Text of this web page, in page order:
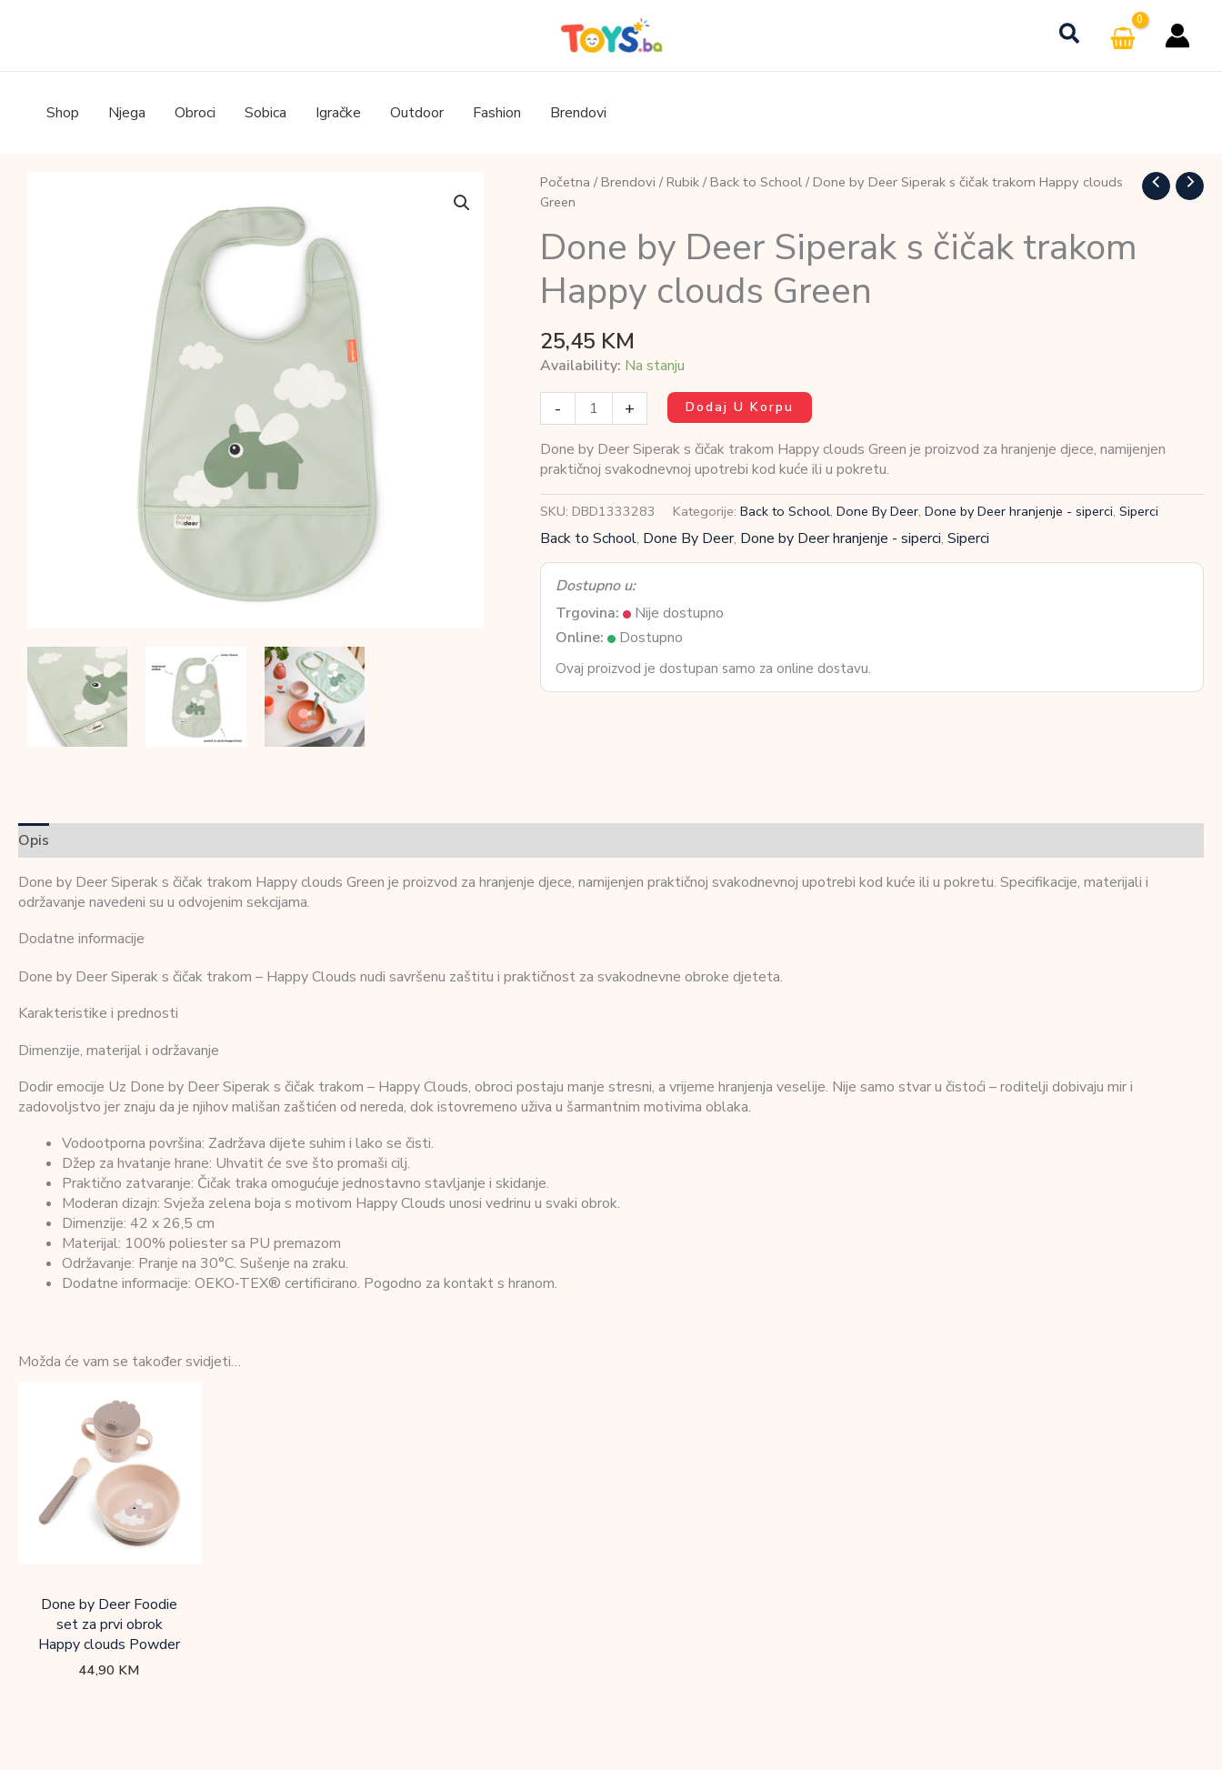
Shop Njega Obroci Sobica Igračke Outdoor Fashion Brendovi
Početna / Brendovi / Rubik/ Back to School/ Done by Deer Siperak s čičak trakom Happy clouds
Green
Done by Deer Siperak s čičak trakom
Happy clouds Green
25,45 KM
Availability: Na stanju
-
by
Deer
Siperak
s
čičak
trakom
Happy
clouds
Green
+ Dodaj U Korpu
Done by Deer Siperak s čičak trakom Happy clouds Green je proizvod za hranjenje djece, namijenjen
praktičnoj svakodnevnoj upotrebi kod kuće ili u pokretu.
SKU: DBD1333283 Kategorije: Back to School, Done By Deer, Done by Deer hranjenje - siperci, Siperci
Back to School, Done By Deer, Done by Deer hranjenje - siperci, Siperci
Dostupno u:
Trgovina:
Nije dostupno
Online:
Dostupno
Ovaj proizvod je dostupan samo za online dostavu.
Opis
Done by Deer Siperak s čičak trakom Happy clouds Green je proizvod za hranjenje djece, namijenjen praktičnoj svakodnevnoj upotrebi kod kuće ili u pokretu. Specifikacije, materijali i
održavanje navedeni su u odvojenim sekcijama.
Dodatne informacije
Done by Deer Siperak s čičak trakom – Happy Clouds nudi savršenu zaštitu i praktičnost za svakodnevne obroke djeteta.
Karakteristike i prednosti
Dimenzije, materijal i održavanje
Dodir emocije Uz Done by Deer Siperak s čičak trakom – Happy Clouds, obroci postaju manje stresni, a vrijeme hranjenja veselije. Nije samo stvar u čistoći – roditelji dobivaju mir i
zadovoljstvo jer znaju da je njihov mališan zaštićen od nereda, dok istovremeno uživa u šarmantnim motivima oblaka.
Vodootporna površina: Zadržava dijete suhim i lako se čisti.
Džep za hvatanje hrane: Uhvatit će sve što promaši cilj.
Praktično zatvaranje: Čičak traka omogućuje jednostavno stavljanje i skidanje.
Moderan dizajn: Svježa zelena boja s motivom Happy Clouds unosi vedrinu u svaki obrok.
Dimenzije: 42 x 26,5 cm
Materijal: 100% poliester sa PU premazom
Održavanje: Pranje na 30°C. Sušenje na zraku.
Dodatne informacije: OEKO-TEX® certificirano. Pogodno za kontakt s hranom.
Možda će vam se također svidjeti…
Done by Deer Foodie
set za prvi obrok
Happy clouds Powder
44,90 KM